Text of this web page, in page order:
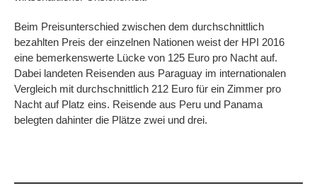
Beim Preisunterschied zwischen dem durchschnittlich
bezahlten Preis der einzelnen Nationen weist der HPI 2016
eine bemerkenswerte Lücke von 125 Euro pro Nacht auf.
Dabei landeten Reisenden aus Paraguay im internationalen
Vergleich mit durchschnittlich 212 Euro für ein Zimmer pro
Nacht auf Platz eins. Reisende aus Peru und Panama
belegten dahinter die Plätze zwei und drei.